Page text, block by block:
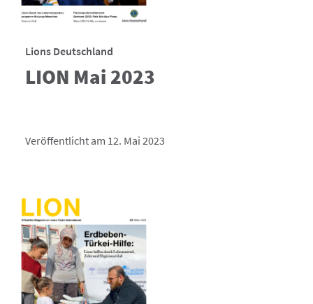
Lions Deutschland
LION Mai 2023
Veröffentlicht am 12. Mai 2023